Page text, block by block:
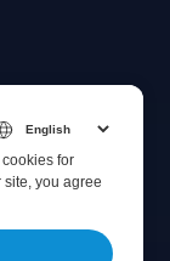
for
you agree